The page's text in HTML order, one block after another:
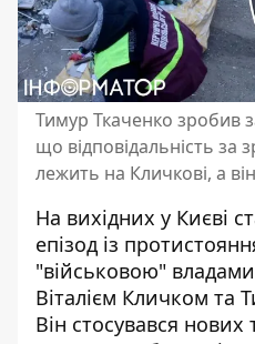
Тимур Ткаченко зробив
що відповідальність за
лежить на Кличкові, а
На вихідних у Києві
епізод із
"військовою"
Віталієм Кличком та
Він стосувався нових